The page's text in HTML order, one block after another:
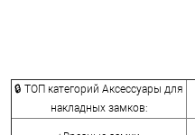
🔒 ТОП категорий Аксессуары для
накладных замков: